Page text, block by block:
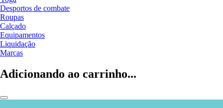
Desportos de combate
Roupas
Calçado
Equipamentos
Liquidação
Marcas
Adicionando ao carrinho...